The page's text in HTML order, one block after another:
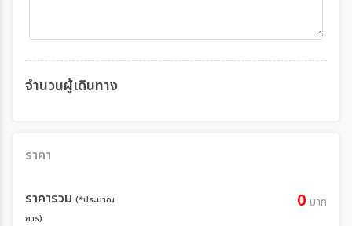
จำนวนผู้เดินทาง
ราคา
ราคารวม (*ประมาณ
การ)
0 บาท